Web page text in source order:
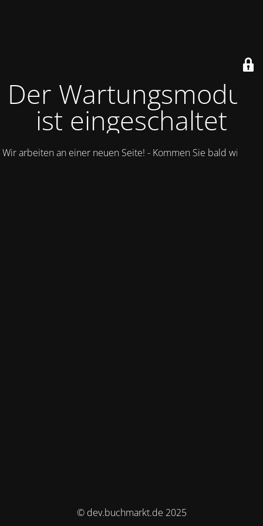
Der Wartungsmodus
ist eingeschaltet
Wir arbeiten an einer neuen Seite! - Kommen Sie bald wieder.
© dev.buchmarkt.de 2025